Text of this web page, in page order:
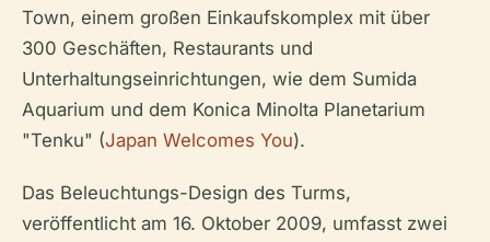
Town, einem großen Einkaufskomplex mit über
300 Geschäften, Restaurants und
Unterhaltungseinrichtungen, wie dem Sumida
Aquarium und dem Konica Minolta Planetarium
"Tenku" (Japan Welcomes You).
Das Beleuchtungs-Design des Turms,
veröffentlicht am 16. Oktober 2009, umfasst zwei